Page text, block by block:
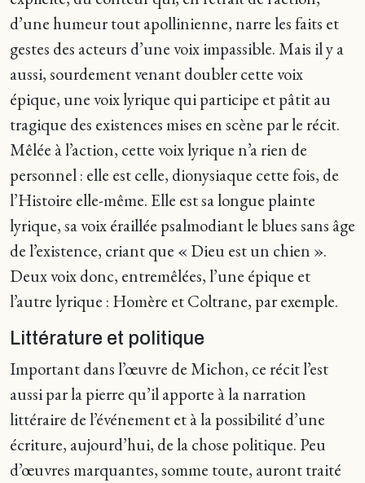
d’une humeur tout apollinienne, narre les faits et
gestes des acteurs d’une voix impassible. Mais il y a
aussi, sourdement venant doubler cette voix
épique, une voix lyrique qui participe et pâtit au
tragique des existences mises en scène par le récit.
Mêlée à l’action, cette voix lyrique n’a rien de
personnel : elle est celle, dionysiaque cette fois, de
l’Histoire elle-même. Elle est sa longue plainte
lyrique, sa voix éraillée psalmodiant le blues sans âge
de l’existence, criant que « Dieu est un chien ».
Deux voix donc, entremêlées, l’une épique et
l’autre lyrique : Homère et Coltrane, par exemple.
Littérature et politique
Important dans l’œuvre de Michon, ce récit l’est
aussi par la pierre qu’il apporte à la narration
littéraire de l’événement et à la possibilité d’une
écriture, aujourd’hui, de la chose politique. Peu
d’œuvres marquantes, somme toute, auront traité